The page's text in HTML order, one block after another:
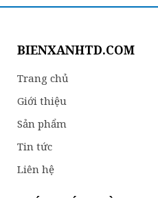
BIENXANHTD.COM
Trang chủ
Giới thiệu
Sản phẩm
Tin tức
Liên hệ